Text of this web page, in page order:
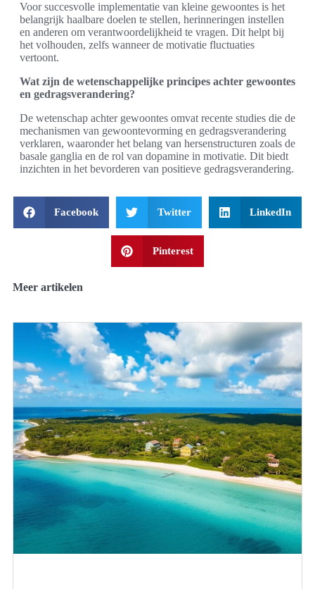
Voor succesvolle implementatie van kleine gewoontes is het
belangrijk haalbare doelen te stellen, herinneringen instellen
en anderen om verantwoordelijkheid te vragen. Dit helpt bij
het volhouden, zelfs wanneer de motivatie fluctuaties
vertoont.
Wat zijn de wetenschappelijke principes achter gewoontes
en gedragsverandering?
De wetenschap achter gewoontes omvat recente studies die de
mechanismen van gewoontevorming en gedragsverandering
verklaren, waaronder het belang van hersenstructuren zoals de
basale ganglia en de rol van dopamine in motivatie. Dit biedt
inzichten in het bevorderen van positieve gedragsverandering.
Facebook Twitter LinkedIn
Pinterest
Meer artikelen